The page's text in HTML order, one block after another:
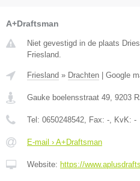
A+Draftsman
Niet gevestigd in de plaats
Friesland.
Friesland » Drachten Google
Gauke boelensstraat 49, 9203
Tel: 0650248542, Fax: -, KvK: -
E-mail › A+Draftsman
Website: https://